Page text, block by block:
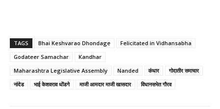
TAGS Bhai Keshvarao Dhondage
Felicitated in Vidhansabha
Godateer Samachar
Kandhar
Maharashtra Legislative Assembly
Nanded कंधार
गोदातीर समाचार
नांदेड
भाई केशवराव धोंडगे माजी आमदार माजी खासदार विधानसभेत गौरव